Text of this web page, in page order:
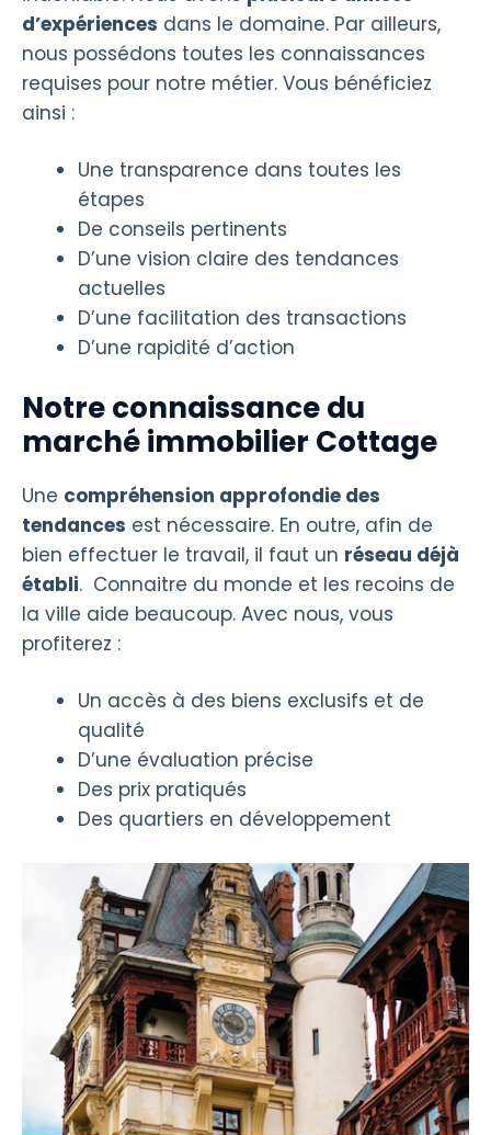
d’expériences dans le domaine. Par ailleurs,
nous possédons toutes les connaissances
requises pour notre métier. Vous bénéficiez
ainsi :
Une transparence dans toutes les
étapes
De conseils pertinents
D’une vision claire des tendances
actuelles
D’une facilitation des transactions
D’une rapidité d’action
Notre connaissance du
marché immobilier Cottage
Une compréhension approfondie des
tendances est nécessaire. En outre, afin de
bien effectuer le travail, il faut un réseau déjà
établi. Connaitre du monde et les recoins de
la ville aide beaucoup. Avec nous, vous
profiterez :
Un accès à des biens exclusifs et de
qualité
D’une évaluation précise
Des prix pratiqués
Des quartiers en développement